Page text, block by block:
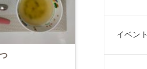
イベント